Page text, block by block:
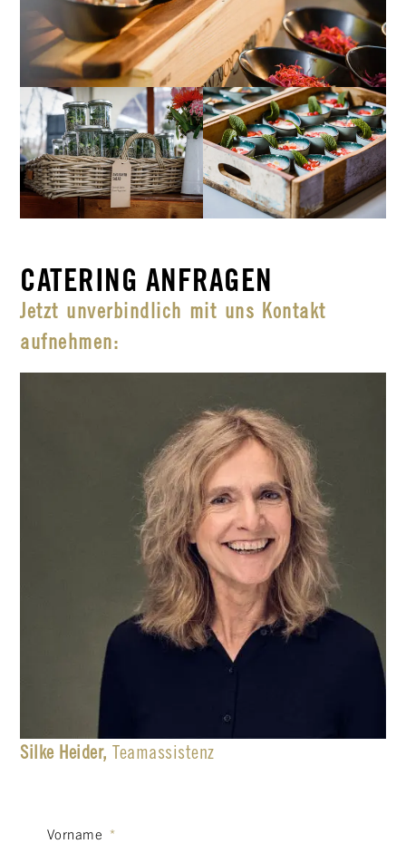
CATERING ANFRAGEN
Jetzt unverbindlich mit uns Kontakt
aufnehmen:
Silke Heider, Teamassistenz
Vorname